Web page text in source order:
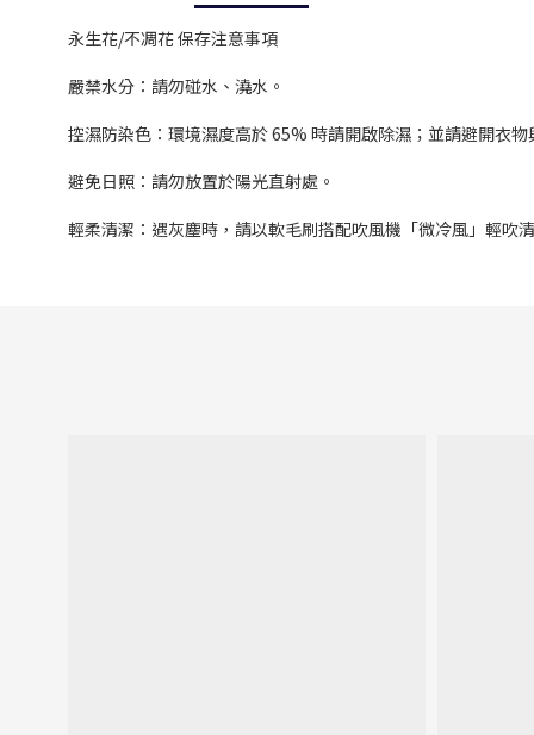
永生花/不凋花 保存注意事項
嚴禁水分：請勿碰水、澆水。
控濕防染色：環境濕度高於 65% 時請開啟除濕；並請避開衣
避免日照：請勿放置於陽光直射處。
輕柔清潔：遇灰塵時，請以軟毛刷搭配吹風機「微冷風」輕吹